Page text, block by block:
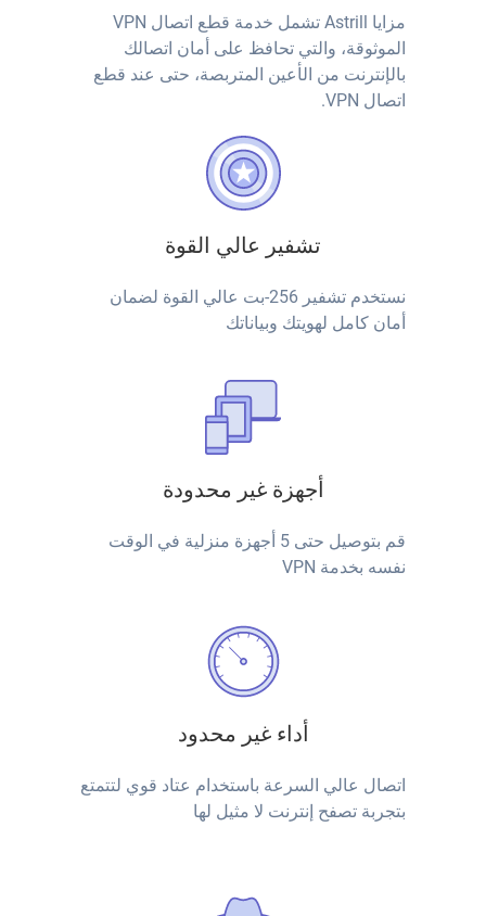
مزايا Astrill تشمل خدمة قطع اتصال VPN
الموثوقة، والتي تحافظ على أمان اتصالك
بالإنترنت من الأعين المتربصة، حتى عند قطع
اتصال VPN.
تشفير عالي القوة
نستخدم تشفير 256-بت عالي القوة لضمان
أمان كامل لهويتك وبياناتك
أجهزة غير محدودة
قم بتوصيل حتى 5 أجهزة منزلية في الوقت
نفسه بخدمة VPN
أداء غير محدود
اتصال عالي السرعة باستخدام عتاد قوي لتتمتع
بتجربة تصفح إنترنت لا مثيل لها